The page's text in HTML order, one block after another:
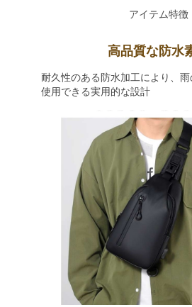
アイテム特徴
高品質な防水
耐久性のある防水加工により、
使用できる実用的な設計